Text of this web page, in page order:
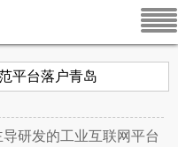
平台落户青岛
研发的工业互联网平台